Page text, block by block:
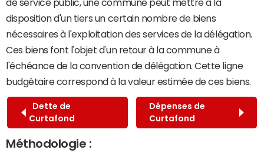
de service public, une commune peut mettre à la
disposition d'un tiers un certain nombre de biens
nécessaires à l'exploitation des services de la délégation.
Ces biens font l'objet d'un retour à la commune à
l'échéance de la convention de délégation. Cette ligne
budgétaire correspond à la valeur estimée de ces biens.
Dette de
Curtafond
Dépenses de
Curtafond
Méthodologie :